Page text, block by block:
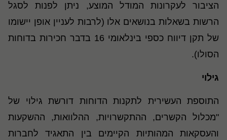
הציבור לעקרונות המודל המוצע, ניתן לפנות לסגל
הרשות בשאלות בנושאים אלו (לרבות לעניין אופן יישומו
של תקן דיווח כספי בינלאומי 16 בדבר חכירות בדוחות
הסולו).
גילוי
התוספת העשירית לתקנות הדוחות דורשת גילוי של
"מכלול הקשרים, ההתקשרויות, ההלוואות, ההשקעות
והעסקאות המהותיות הקיימים בין התאגיד לחברות